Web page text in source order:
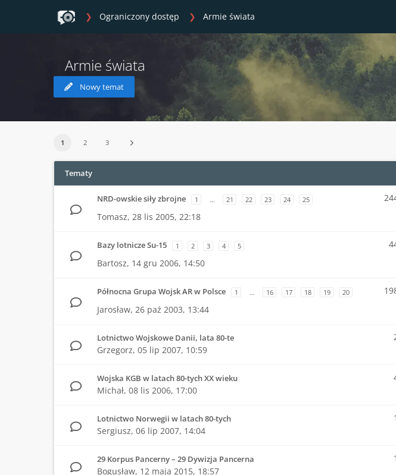
Ograniczony dostęp Armie świata
Armie świata
Nowy temat
1 2 3
Tematy
NRD-owskie siły zbrojne 1 … 21 22 23 24 25
Tomasz, 28 lis 2005, 22:18
Bazy lotnicze Su-15 1 2 3 4 5
Bartosz, 14 gru 2006, 14:50
Północna Grupa Wojsk AR w Polsce 1 … 16 17 18 19 20
Jarosław, 26 paź 2003, 13:44
Lotnictwo Wojskowe Danii, lata 80-te
Grzegorz, 05 lip 2007, 10:59
Wojska KGB w latach 80-tych XX wieku
Michał, 08 lis 2006, 17:00
Lotnictwo Norwegii w latach 80-tych
Sergiusz, 06 lip 2007, 14:04
1
29 Korpus Pancerny – 29 Dywizja Pancerna
Bogusław, 12 maja 2015, 18:57
1